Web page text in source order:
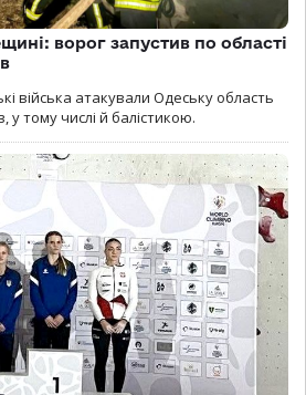
ворог запустив по області
війська атакували Одеську область
у тому числі й балістикою.